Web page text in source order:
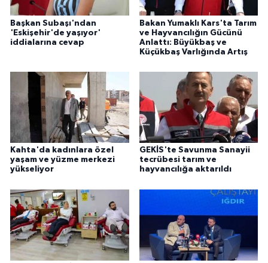
Başkan Subaşı'ndan
'Eskişehir'de yaşıyor'
iddialarına cevap
Bakan Yumaklı Kars'ta Tarım
ve Hayvancılığın Gücünü
Anlattı: Büyükbaş ve
Küçükbaş Varlığında Artış
Kahta'da kadınlara özel
yaşam ve yüzme merkezi
yükseliyor
GEKİS'te Savunma Sanayii
tecrübesi tarım ve
hayvancılığa aktarıldı